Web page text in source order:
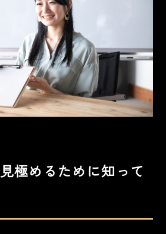
極めるために知って